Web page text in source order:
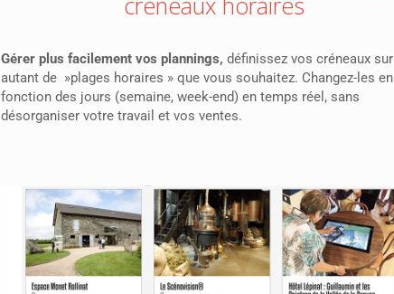
Gérer plus facilement vos plannings, définissez vos créneaux sur
autant de »plages horaires » que vous souhaitez. Changez-les en
fonction des jours (semaine, week-end) en temps réel, sans
désorganiser votre travail et vos ventes.